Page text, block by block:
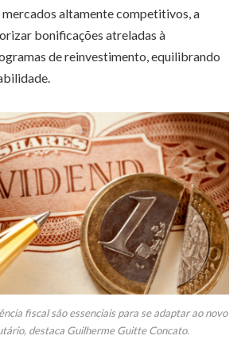
altamente competitivos, a
bonificações atreladas à
de reinvestimento, equilibrando
fiscal são essenciais para se adaptar ao novo
destaca Guilherme Guitte Concato.